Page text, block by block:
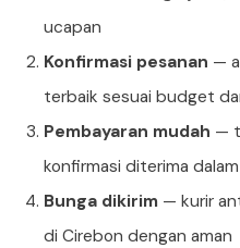
ucapan
Konfirmasi pesanan —
terbaik sesuai budget
Pembayaran mudah —
konfirmasi diterima
Bunga dikirim — kurir
di Cirebon dengan aman